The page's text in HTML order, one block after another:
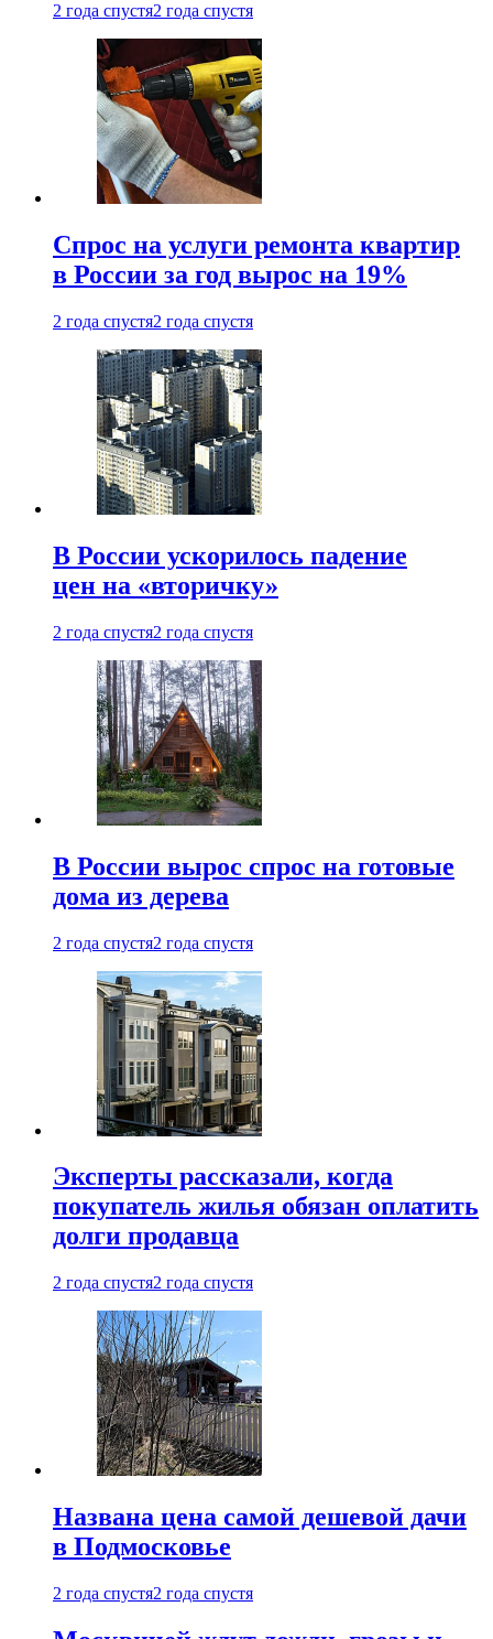
2 года спустя2 года спустя
Спрос на услуги ремонта квартир
в России за год вырос на 19%
2 года спустя2 года спустя
В России ускорилось падение
цен на «вторичку»
2 года спустя2 года спустя
В России вырос спрос на готовые
дома из дерева
2 года спустя2 года спустя
Эксперты рассказали, когда
покупатель жилья обязан оплатить
долги продавца
2 года спустя2 года спустя
Названа цена самой дешевой дачи
в Подмосковье
2 года спустя2 года спустя